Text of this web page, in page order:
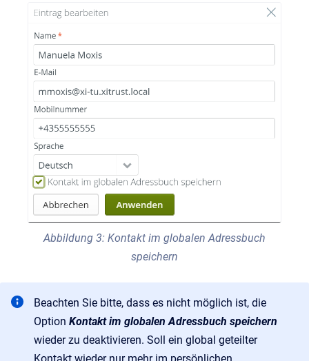
Abbildung 3: Kontakt im globalen Adressbuch
speichern
Beachten Sie bitte, dass es nicht möglich ist, die
Option Kontakt im globalen Adressbuch speichern
wieder zu deaktivieren. Soll ein global geteilter
Kontakt wieder nur mehr im persönlichen